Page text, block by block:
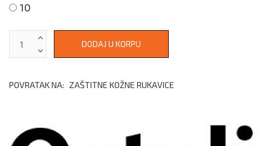
10
POVRATAK NA: ZAŠTITNE KOŽNE RUKAVICE